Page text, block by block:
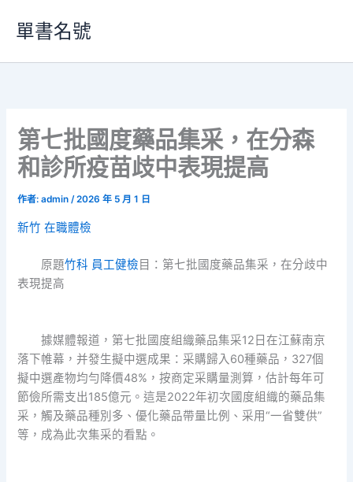
要
單書名號
第七批國度藥品集采，在分森
和診所疫苗歧中表現提高
作者:admin/2026 年 5 月 1 日
新竹 在職體檢
原題竹科 員工健檢 目：第七批國度藥品集采，在分歧中
表現提高
據媒體報道，第七批國度組織藥品集采12日在江蘇南京
落下帷幕，并發生擬中選成果：采購歸入60種藥品，327個
擬中選產物均勻降價48%，按商定采購量測算，估計每年可
節儉所需支出185億元。這是2022年初次國度組織的藥品集
采，觸及藥品種別多、優化藥品帶量比例、采用“一省雙供”
等，成為此次集采的看點。